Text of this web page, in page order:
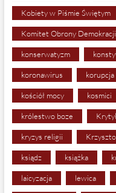
Kobiety w Piśmie Świętym
Komitet Obrony Demokracji
konserwatyzm
koronawirus korupcja
kościół mocy kosmici
królestwo boze
kryzys religii
ksiądz książka
laicyzacja lewica